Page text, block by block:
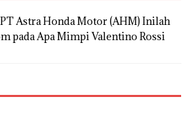
Astra Honda Motor (AHM) Inilah
pada Apa Mimpi Valentino Rossi